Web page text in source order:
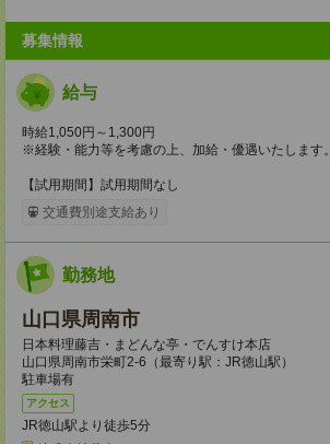
募集情報
給与
時給1,050円～1,300円
※経験・能力等を考慮の上、加給・優遇いたします。
【試用期間】試用期間なし
交通費別途支給あり
勤務地
山口県周南市
日本料理藤吉・まどんな亭・でんすけ本店
山口県周南市栄町2-6（最寄り駅：JR徳山駅）
駐車場有
アクセス
JR徳山駅より徒歩5分